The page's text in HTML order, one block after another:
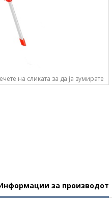
на сликата за да ја зумирате
за производот